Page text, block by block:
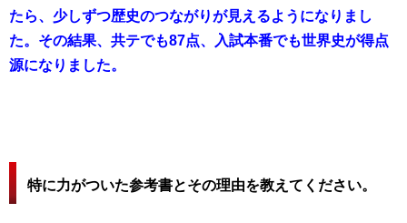
たら、少しずつ歴史のつながりが見えるようになりまし
た。その結果、共テでも87点、入試本番でも世界史が得点
源になりました。
特に力がついた参考書とその理由を教えてください。